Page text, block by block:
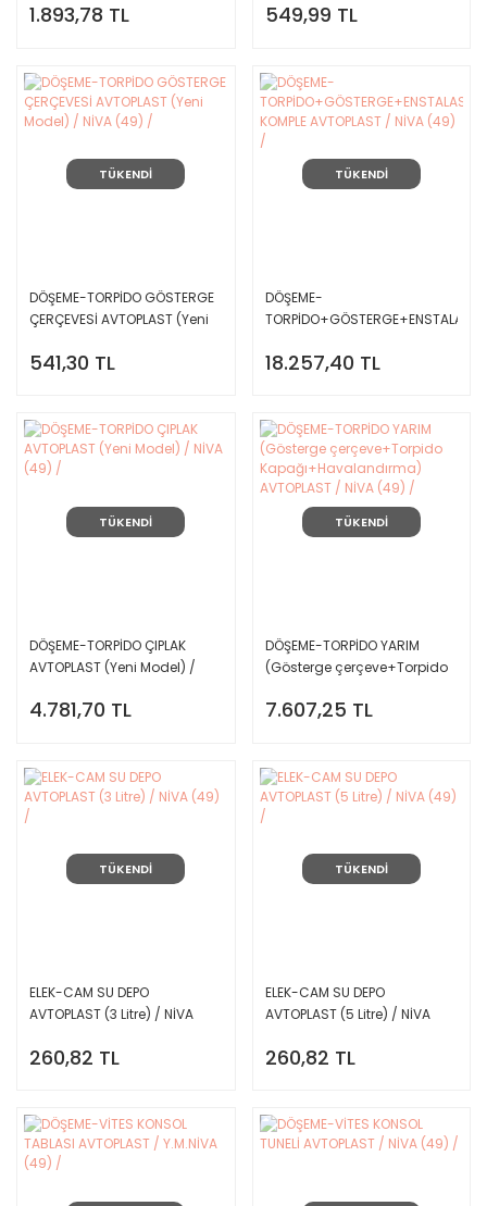
1.893,78 TL 549,99 TL
TÜKENDİ
DÖŞEME-TORPİDO GÖSTERGE
ÇERÇEVESİ AVTOPLAST (Yeni
541,30 TL
TÜKENDİ
DÖŞEME-
(49) /
18.257,40 TL
TÜKENDİ
DÖŞEME-TORPİDO ÇIPLAK
AVTOPLAST (Yeni Model) /
4.781,70 TL
TÜKENDİ
DÖŞEME-TORPİDO YARIM
(Gösterge çerçeve+Torpido
AVTOPLAST / NİVA (49) /
7.607,25 TL
TÜKENDİ
ELEK-CAM SU DEPO
AVTOPLAST (3 Litre) / NİVA
260,82 TL
TÜKENDİ
ELEK-CAM SU DEPO
AVTOPLAST (5 Litre) / NİVA
260,82 TL